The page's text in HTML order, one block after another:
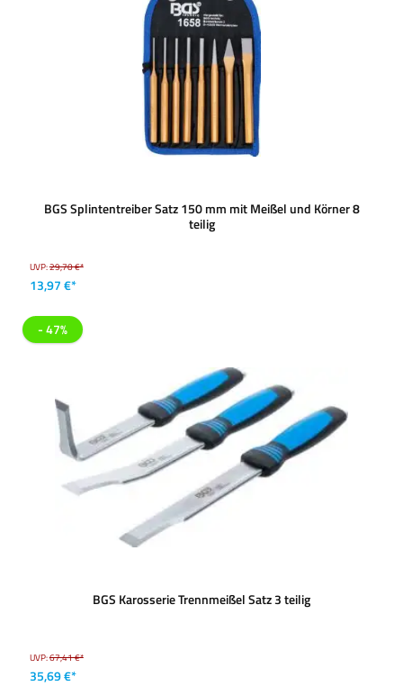
BGS Splintentreiber Satz 150 mm mit Meißel und Körner 8
teilig
UVP:29,70 €*
13,97 €*
- 47%
BGS Karosserie Trennmeißel Satz 3 teilig
UVP:67,41 €*
35,69 €*